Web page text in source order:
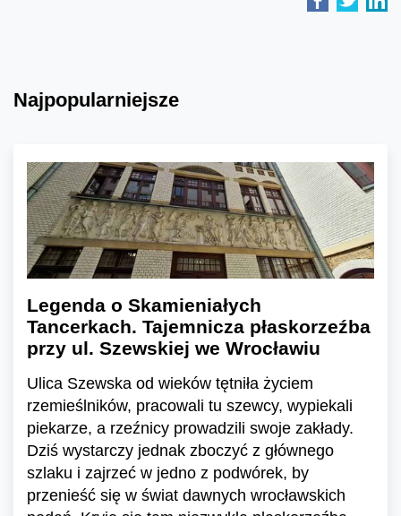
Najpopularniejsze
Legenda o Skamieniałych
Tancerkach. Tajemnicza płaskorzeźba
przy ul. Szewskiej we Wrocławiu
Ulica Szewska od wieków tętniła życiem
rzemieślników, pracowali tu szewcy, wypiekali
piekarze, a rzeźnicy prowadzili swoje zakłady.
Dziś wystarczy jednak zboczyć z głównego
szlaku i zajrzeć w jedno z podwórek, by
przenieść się w świat dawnych wrocławskich